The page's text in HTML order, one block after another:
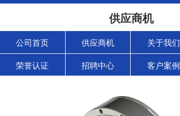
供应商机
公司首页 供应商机 关于我们
荣誉认证 招聘中心 客户案例